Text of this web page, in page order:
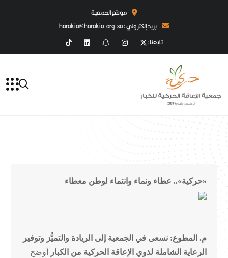
موقع الجمعية
بريد إلكتروني : harakia@harakia.org.sa
تابعنا :
«حركية».. عطاء ونماء وانتماء لوطن معطاء
م. المطوع: نسعى في الجمعية إلى الريادة والتميُّز وتوفير
الرعاية الشاملة لذوي الإعاقة الحركية من الكبار
أوضح